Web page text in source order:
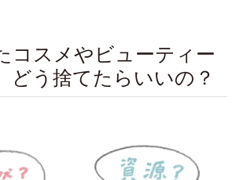
コスメやビューティー
どう捨てたらいいの？